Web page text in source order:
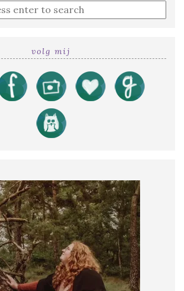
volg mij